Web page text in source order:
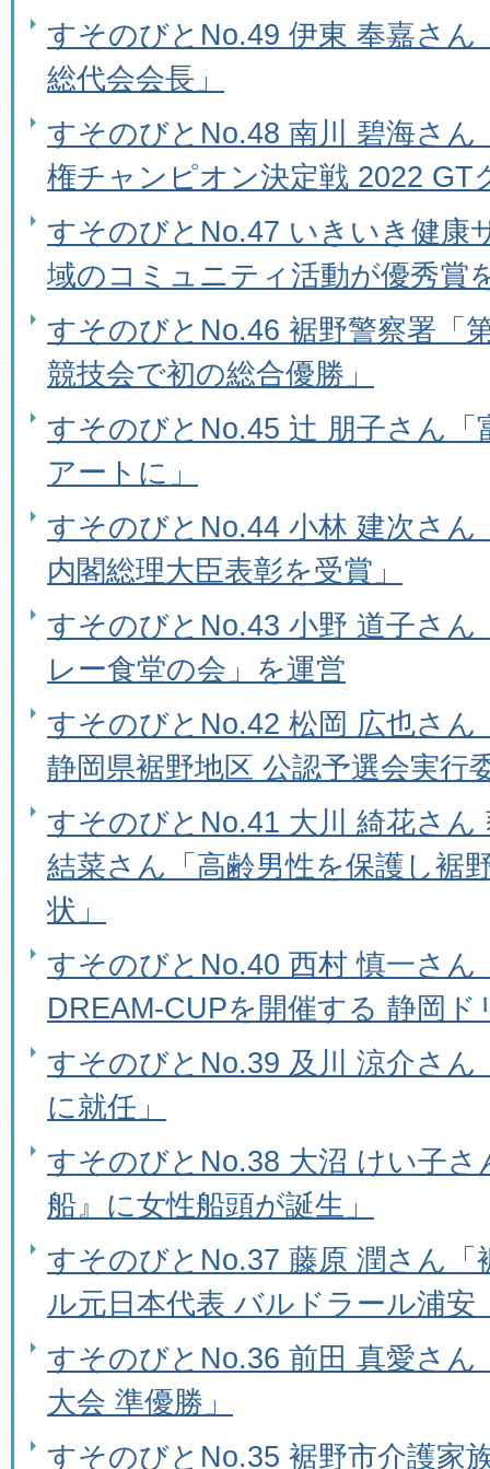
すそのびとNo.49 伊東 奉嘉さん
総代会会長」
すそのびとNo.48 南川 碧海さん
権チャンピオン決定戦 2022 GT
すそのびとNo.47 いきいき健康
域のコミュニティ活動が優秀賞
すそのびとNo.46 裾野警察署「
競技会で初の総合優勝」
すそのびとNo.45 辻 朋子さん「
アートに」
すそのびとNo.44 小林 建次さん
内閣総理大臣表彰を受賞」
すそのびとNo.43 小野 道子さ
レー食堂の会」を運営
すそのびとNo.42 松岡 広也さん
静岡県裾野地区 公認予選会実行
すそのびとNo.41 大川 綺花さん
結菜さん「高齢男性を保護し裾
状」
すそのびとNo.40 西村 慎一さん
DREAM-CUPを開催する 静岡ド
すそのびとNo.39 及川 涼介さん
に就任」
すそのびとNo.38 大沼 けい子さ
船』に女性船頭が誕生」
すそのびとNo.37 藤原 潤さん「
ル元日本代表 バルドラール浦安
すそのびとNo.36 前田 真愛さん
大会 準優勝」
すそのびとNo.35 裾野市介護家